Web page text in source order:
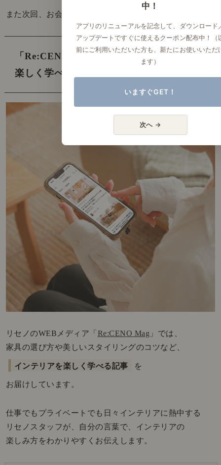
また次回、お会いしましょう。
「Re:CENO Mag」では、 「インテリアを
楽しく学べる記事」を発信中です！
リセノのWEBメディア「 Re:CENO Mag 」では、
家具の選び方や美しいスタイリングのコツなど、
インテリアを楽しく学べる記事 を
お届けしています。
仕事でもプライベートでも日々インテリアに熱中する
リセノスタッフが、自分の言葉で、インテリアの
楽しみ方をわかりやすくお伝えします。
中！
アプリのリニューアルを記念して、ダウンロード
アップデートですぐに使えるクーポン配布中！（
前にご利用いただいた方も、新たにお使いいただ
ます）
いますぐGET！
次へ →